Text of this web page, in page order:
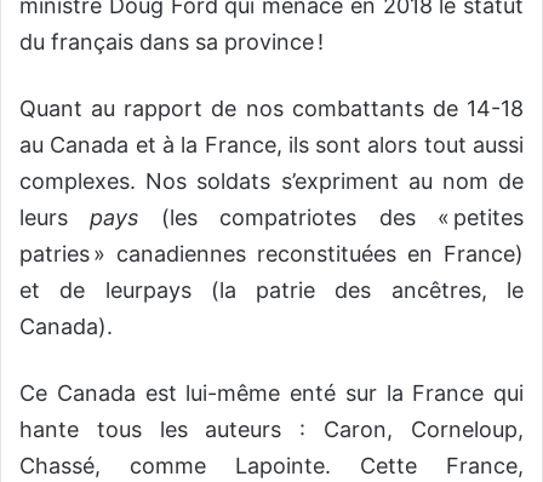
ministre Doug Ford qui menace en 2018 le statut
du français dans sa province !
Quant au rapport de nos combattants de 14-18
au Canada et à la France, ils sont alors tout aussi
complexes. Nos soldats s’expriment au nom de
leurspays (les compatriotes des « petites
patries » canadiennes reconstituées en France)
et de leurpays (la patrie des ancêtres, le
Canada).
Ce Canada est lui-même enté sur la France qui
hante tous les auteurs : Caron, Corneloup,
Chassé, comme Lapointe. Cette France,